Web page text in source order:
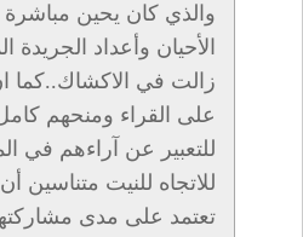
والذي كان يحين
الأحيان وأعداد الجريدة
زالت في الاكشاك..كما
على القراء ومنحهم
للتعبير عن آراءهم في
للاتجاه للنيت متناسين
تعتمد على مدى